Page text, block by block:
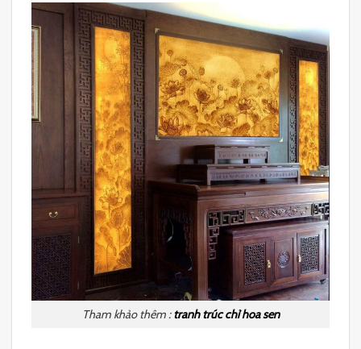
Tham khảo thêm :tranh trúc chỉ hoa sen